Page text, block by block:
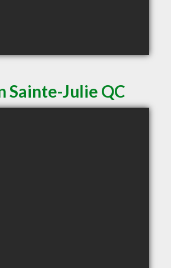
Sainte-Julie QC